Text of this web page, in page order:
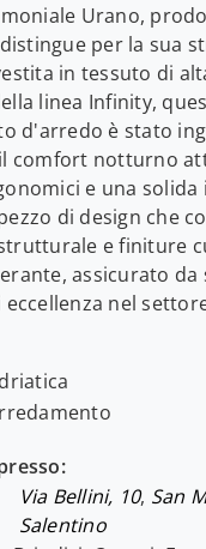
Urano,
per la sua
in tessuto di
linea Infinity,
d'arredo è stato
comfort notturno
e una solida
di design che
e finiture
assicurato da
nel
Via Bellini, 10, San
Salentino